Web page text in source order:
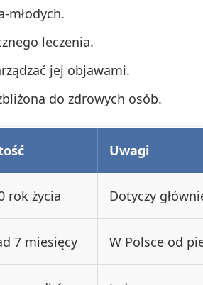
młodych.
leczenia.
jej objawami.
do zdrowych osób.
Uwagi
rok życia Dotyczy
7 miesięcy W Polsce od